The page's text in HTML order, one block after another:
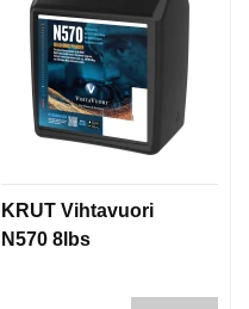
KRUT Vihtavuori
N570 8lbs